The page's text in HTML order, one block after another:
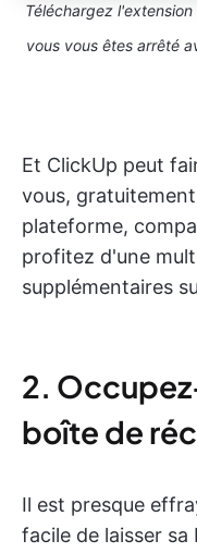
Téléchargez
vous vous êtes arrêté
Et ClickUp peut
vous,
plateforme,
profitez d'une
supplémentaires
2.
boîte de
Il est presque
facile de laisser